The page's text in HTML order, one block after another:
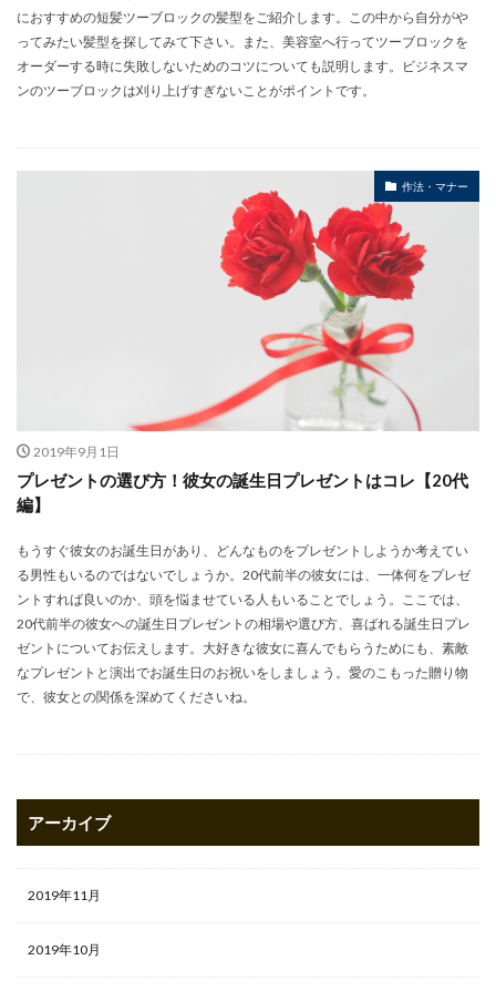
におすすめの短髪ツーブロックの髪型をご紹介します。この中から自分がや
ってみたい髪型を探してみて下さい。また、美容室へ行ってツーブロックを
オーダーする時に失敗しないためのコツについても説明します。ビジネスマ
ンのツーブロックは刈り上げすぎないことがポイントです。
作法・マナー
2019年9月1日
プレゼントの選び方！彼女の誕生日プレゼントはコレ【20代
編】
もうすぐ彼女のお誕生日があり、どんなものをプレゼントしようか考えてい
る男性もいるのではないでしょうか。20代前半の彼女には、一体何をプレゼ
ントすれば良いのか、頭を悩ませている人もいることでしょう。ここでは、
20代前半の彼女への誕生日プレゼントの相場や選び方、喜ばれる誕生日プレ
ゼントについてお伝えします。大好きな彼女に喜んでもらうためにも、素敵
なプレゼントと演出でお誕生日のお祝いをしましょう。愛のこもった贈り物
で、彼女との関係を深めてくださいね。
アーカイブ
2019年11月
2019年10月